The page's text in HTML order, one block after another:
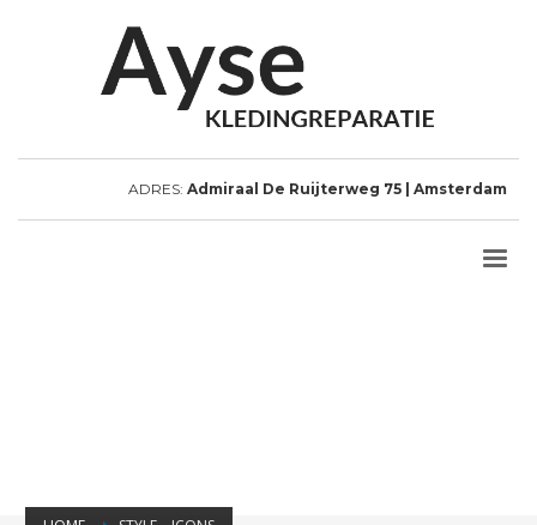
ADRES: Admiraal De Ruijterweg 75 | Amsterdam